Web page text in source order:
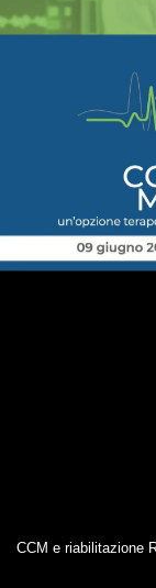
CCM e riabilitazione